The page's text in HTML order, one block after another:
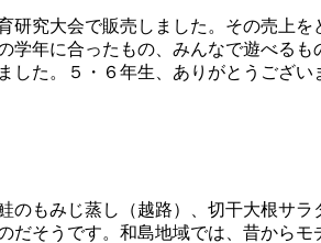
究大会で販売しました。その売上を
年に合ったもの、みんなで遊べるも
た。５・６年生、ありがとうござい
もみじ蒸し（越路）、切干大根サラ
そうです。和島地域では、昔からモ